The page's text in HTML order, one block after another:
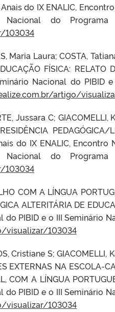
Anais do IX ENALIC,
do Programa
103034
Maria Laura; COSTA,
FÍSICA: RELATO
Nacional do PIBID
artigo/
Jussara C; GIACOMELLI,
do IX ENALIC,
do Programa
103034
COM A LÍNGUA
ALTERITÁRIA DE
do PIBID e o III Seminário
visualizar/103034
Cristiane S; GIACOMELLI,
EXTERNAS NA ESCOLA-
COM A LÍNGUA
do PIBID e o III Seminário
visualizar/103034